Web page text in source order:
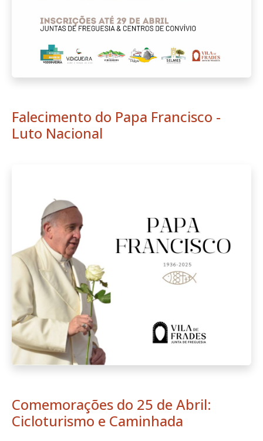
Falecimento do Papa Francisco -
Luto Nacional
Comemorações do 25 de Abril:
Cicloturismo e Caminhada